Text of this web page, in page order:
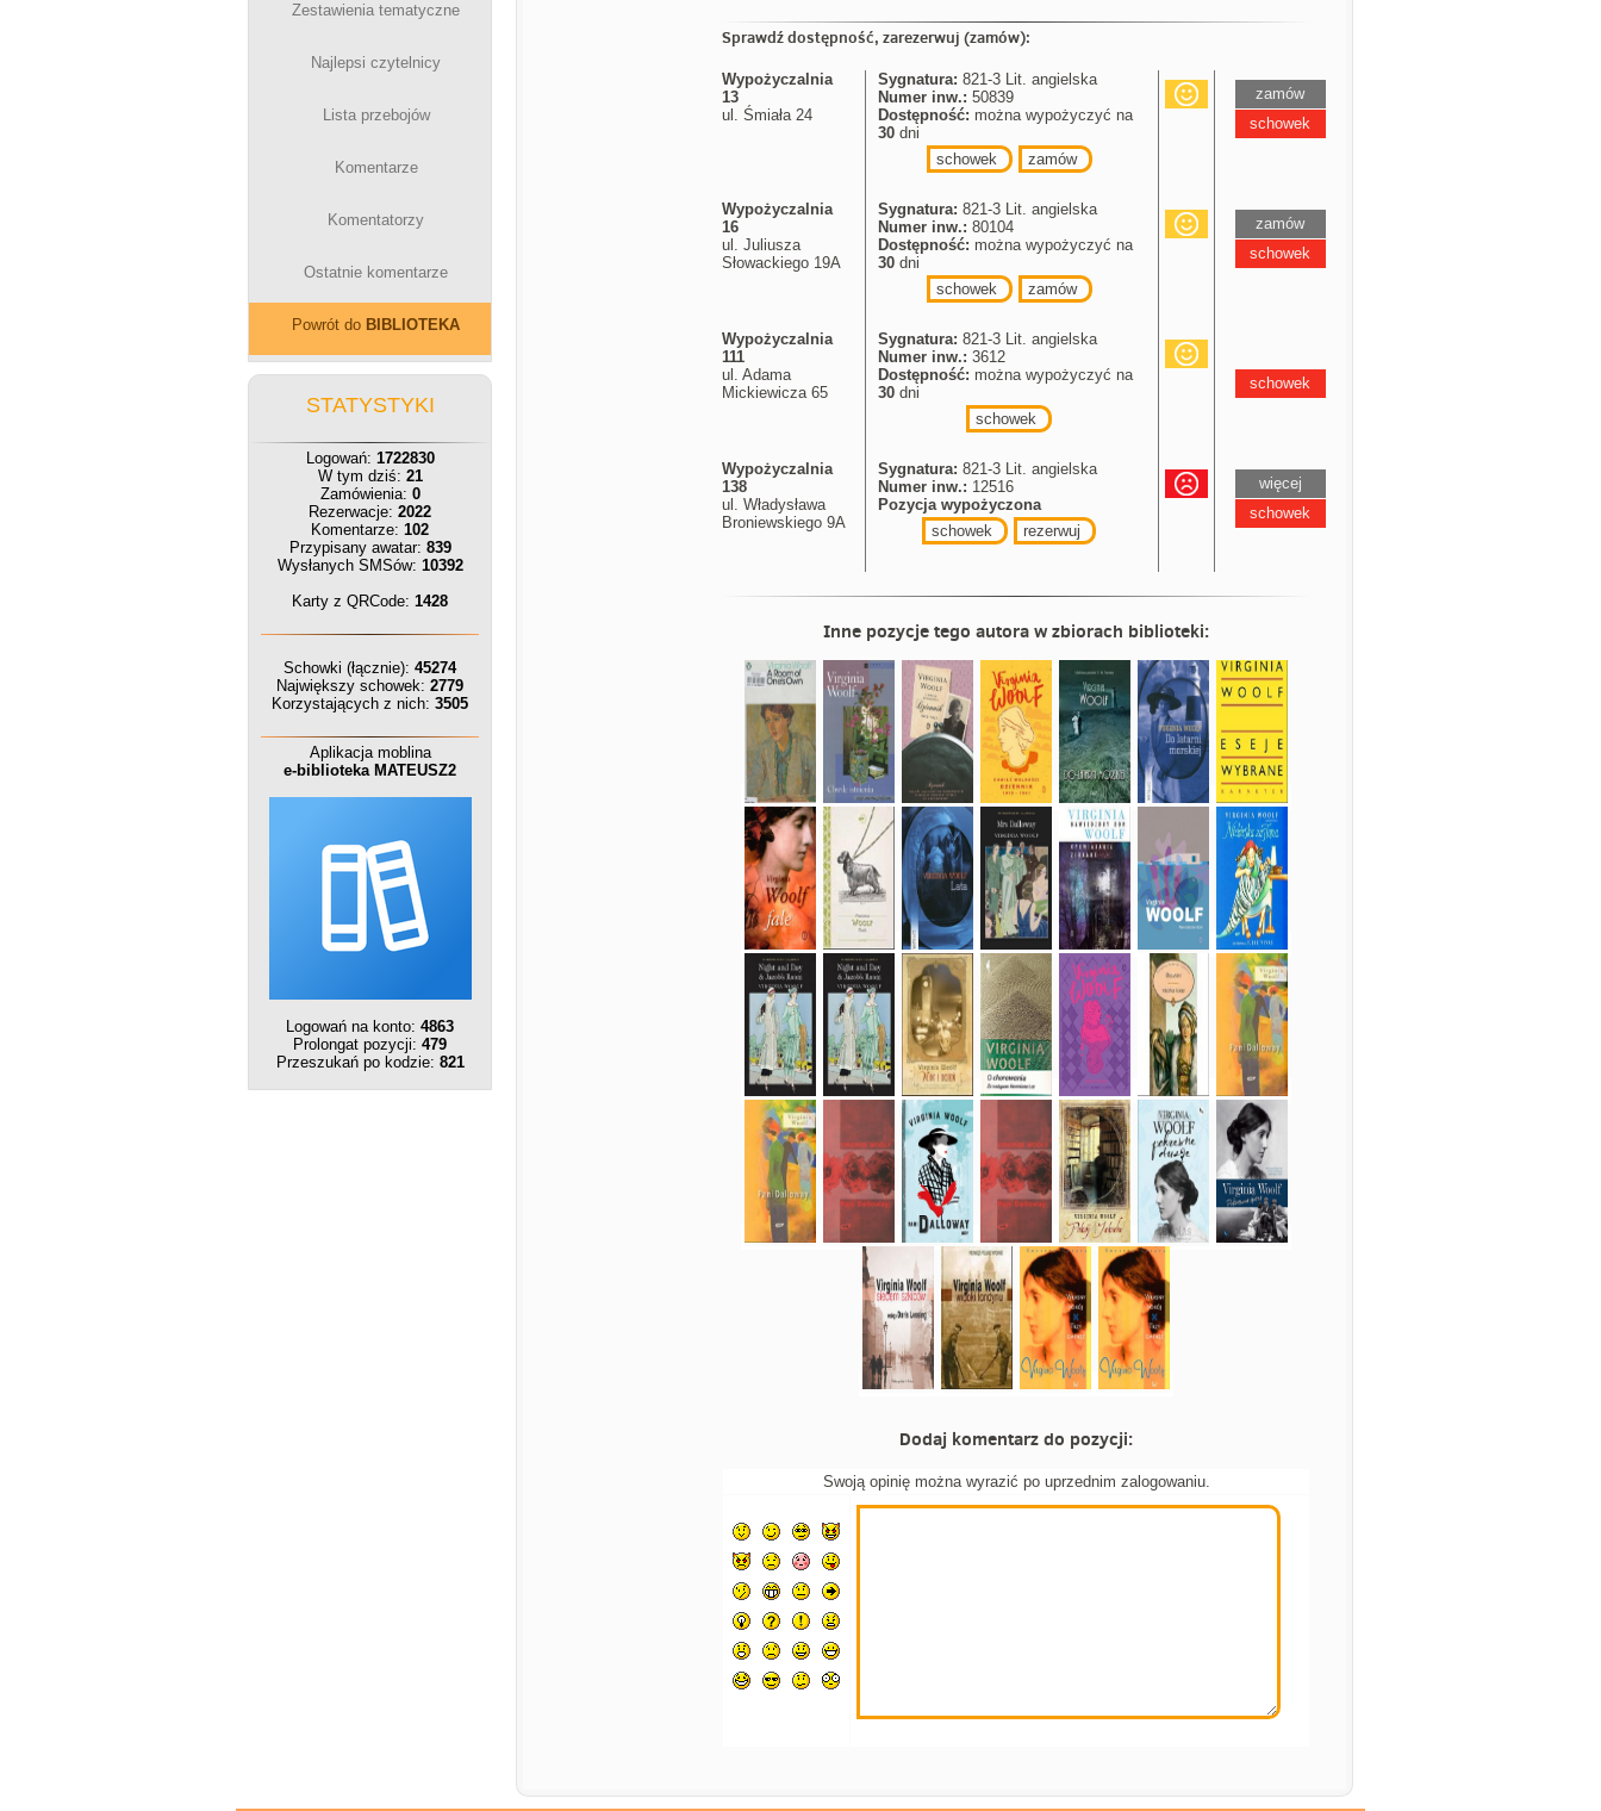
Zestawienia tematyczne
Najlepsi czytelnicy
Lista przebojów
Komentarze
Komentatorzy
Ostatnie komentarze
Powrót do BIBLIOTEKA
STATYSTYKI
Logowań: 1722830
W tym dziś: 21
Zamówienia: 0
Rezerwacje: 2022
Komentarze: 102
Przypisany awatar: 839
Wysłanych SMSów: 10392
Karty z QRCode: 1428
Schowki (łącznie): 45274
Największy schowek: 2779
Korzystających z nich: 3505
Aplikacja moblina
e-biblioteka MATEUSZ2
Logowań na konto: 4863
Prolongat pozycji: 479
Przeszukań po kodzie: 821
Sprawdź dostępność, zarezerwuj (zamów):
Wypożyczalnia
13
ul. Śmiała 24
Sygnatura: 821-3 Lit. angielska
Numer inw.: 50839
Dostępność: można wypożyczyć na
30 dni
schowek
zamów
zamów
schowek
Wypożyczalnia
16
ul. Juliusza
Słowackiego 19A
Sygnatura: 821-3 Lit. angielska
Numer inw.: 80104
Dostępność: można wypożyczyć na
30 dni
schowek
zamów
zamów
schowek
Wypożyczalnia
111
ul. Adama
Mickiewicza 65
Sygnatura: 821-3 Lit. angielska
Numer inw.: 3612
Dostępność: można wypożyczyć na
30 dni
schowek
schowek
Wypożyczalnia
138
ul. Władysława
Broniewskiego 9A
Sygnatura: 821-3 Lit. angielska
Numer inw.: 12516
Pozycja wypożyczona
schowek
rezerwuj
więcej
schowek
Inne pozycje tego autora w zbiorach biblioteki:
Dodaj komentarz do pozycji:
Swoją opinię można wyrazić po uprzednim zalogowaniu.